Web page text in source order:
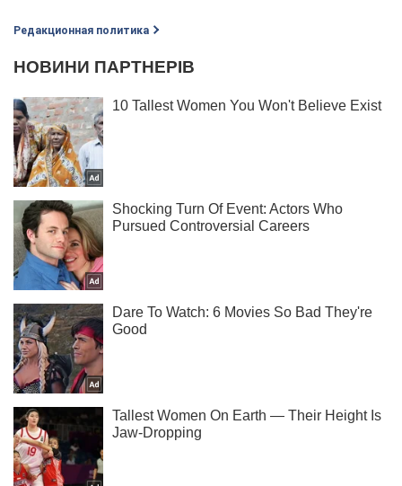
Редакционная политика